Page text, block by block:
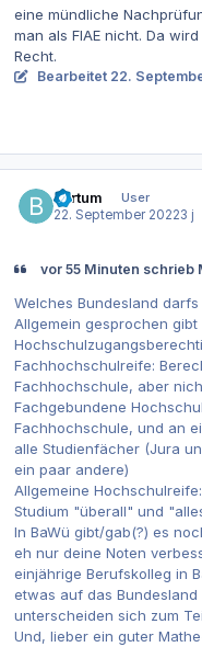
eine mündliche
man als FIAE nicht. Da
Recht.
Bearbeitet 22.
bartum
User
22. September 20223 j
vor 55 Minuten schrieb
Welches Bundesland
Allgemein gesprochen gibt
Fachhochschulreife:
Fachhochschule, aber
Fachgebundene
Fachhochschule, und an
alle Studienfächer (Jura
ein paar andere)
Allgemeine
Studium "überall" und
In BaWü gibt/gab(?) es
eh nur deine Noten
einjährige Berufskolleg in
etwas auf das
unterscheiden sich zum
Und, lieber ein guter